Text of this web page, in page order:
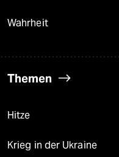
Wahrheit
Themen
Hitze
Krieg in der Ukraine